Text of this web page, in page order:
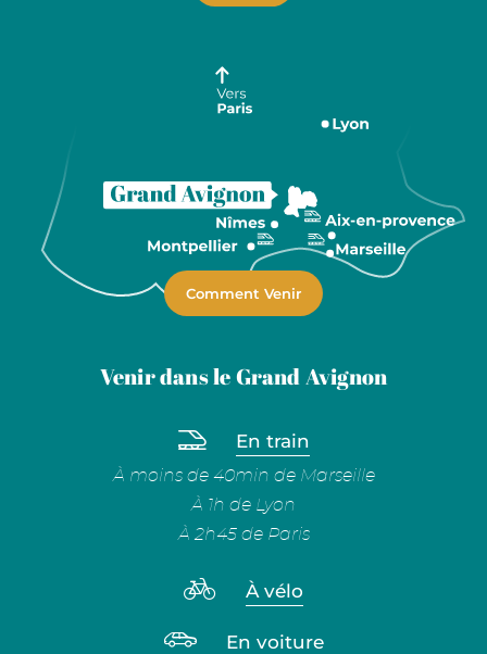
Comment Venir
Venir dans le Grand Avignon
En train
À moins de 40min de Marseille
À 1h de Lyon
À 2h45 de Paris
À vélo
En voiture